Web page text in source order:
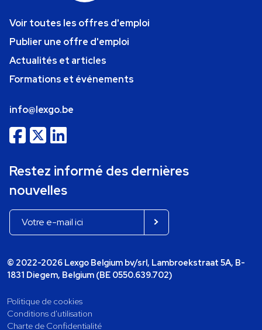
Voir toutes les offres d'emploi
Publier une offre d'emploi
Actualités et articles
Formations et événements
info@lexgo.be
Restez informé des dernières
nouvelles
© 2022-2026 Lexgo Belgium bv/srl, Lambroekstraat 5A, B-
1831 Diegem, Belgium (BE 0550.639.702)
Politique de cookies
Conditions d'utilisation
Charte de Confidentialité